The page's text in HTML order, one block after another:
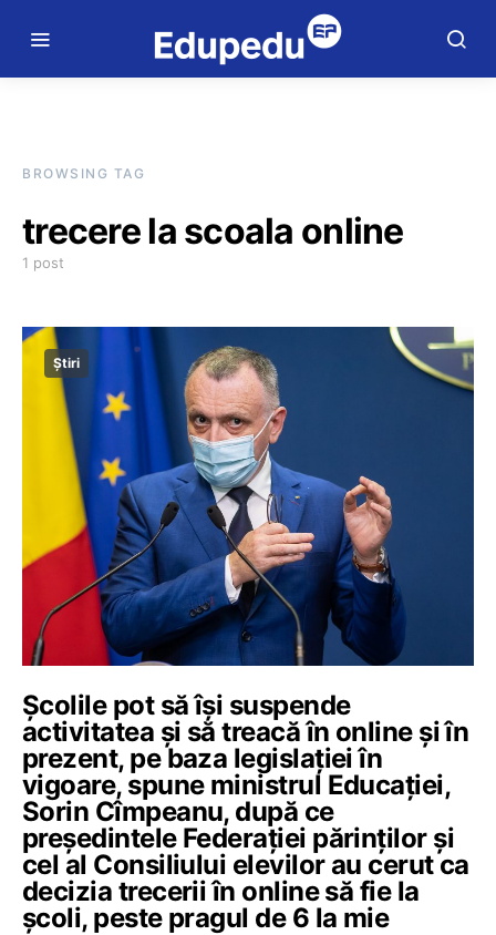
BROWSING TAG
trecere la scoala online
1 post
Știri
Școlile pot să își suspende
activitatea și să treacă în online și în
prezent, pe baza legislației în
vigoare, spune ministrul Educației,
Sorin Cîmpeanu, după ce
președintele Federației părinților și
cel al Consiliului elevilor au cerut ca
decizia trecerii în online să fie la
școli, peste pragul de 6 la mie